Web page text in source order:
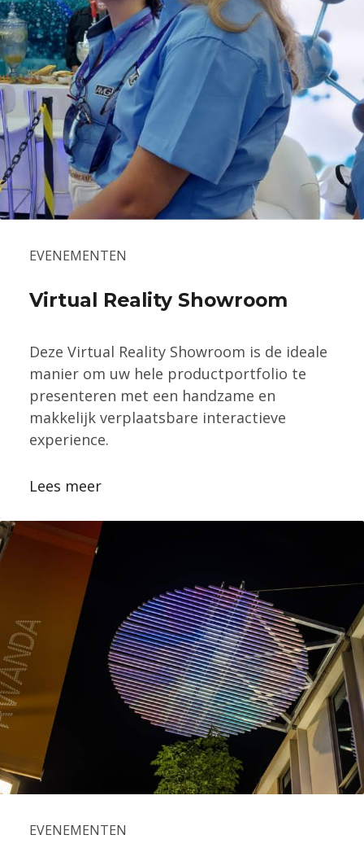
EVENEMENTEN
Virtual Reality Showroom
Deze Virtual Reality Showroom is de ideale
manier om uw hele productportfolio te
presenteren met een handzame en
makkelijk verplaatsbare interactieve
experience.
Lees meer
EVENEMENTEN